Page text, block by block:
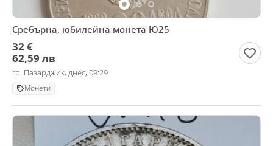
Сребърна, юбилейна монета Ю25
32 €
62,59 лв
гр. Пазарджик, днес, 09:29
Монети